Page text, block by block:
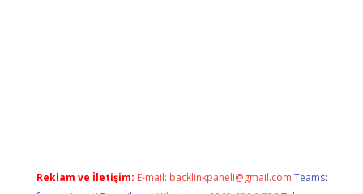
Reklam ve İletişim: E-mail: backlinkpaneli@gmail.com Teams: